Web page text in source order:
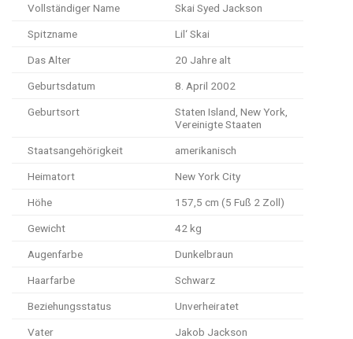
Vollständiger Name Skai Syed Jackson
Spitzname Lil‘ Skai
Das Alter 20 Jahre alt
Geburtsdatum 8. April 2002
Geburtsort
Staten Island, New York,
Vereinigte Staaten
Staatsangehörigkeit amerikanisch
Heimatort New York City
Höhe 157,5 cm (5 Fuß 2 Zoll)
Gewicht 42 kg
Augenfarbe Dunkelbraun
Haarfarbe Schwarz
Beziehungsstatus Unverheiratet
Vater Jakob Jackson